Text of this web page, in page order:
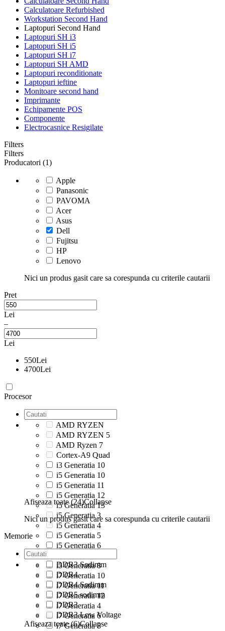
Calculatoare Refurbished
Workstation Second Hand
Laptopuri Second Hand
Laptopuri SH i3
Laptopuri SH i5
Laptopuri SH i7
Laptopuri SH AMD
Laptopuri reconditionate
Laptopuri ieftine
Monitoare second hand
Imprimante
Echipamente POS
Componente
Electrocasnice Resigilate
Filters
Filters
Producatori (1)
Apple
Panasonic
PAVOMA
Acer
Asus
Dell
Fujitsu
HP
Lenovo
Nici un produs gasit care sa corespunda cu criterile cautarii
Pret
Lei
–
Lei
550Lei
4700Lei
Procesor
AMD RYZEN
AMD RYZEN 5
AMD Ryzen 7
Cortex-A9 Quad
i3 Generatia 10
i5 Generatia 10
i5 Generatia 11
i5 Generatia 12
i5 Generatia 13
i5 Generatia 3
i5 Generatia 4
i5 Generatia 5
i5 Generatia 6
i5 Generatia 8
i7 Generatia 10
i7 Generatia 11
i7 Generatia 12
i7 Generatia 4
i7 Generatia 6
i7 Generatia 8
Afiseaza toate (24)Collapse
Nici un produs gasit care sa corespunda cu criterile cautarii
Memorie
DDR3 Sodimm
DDR4
DDR4 Sodimm
DDR5 sodimm
DDR3
DDR3 Low Voltage
Afiseaza toate (6)Collapse